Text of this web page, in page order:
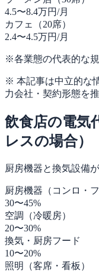
4.5〜8.4万円/月
カフェ（20席）
2.4〜4.5万円/月
※各業態の代表的な
※ 本記事は中立的な
力会社・契約形態を
飲食店の電気
レスの場合）
厨房機器と換気設備
厨房機器（コンロ・
30〜45%
空調（冷暖房）
20〜30%
換気・厨房フード
10〜20%
照明（客席・看板）